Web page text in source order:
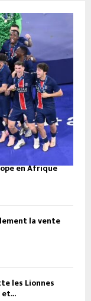
en Afrique
la vente
les Lionnes